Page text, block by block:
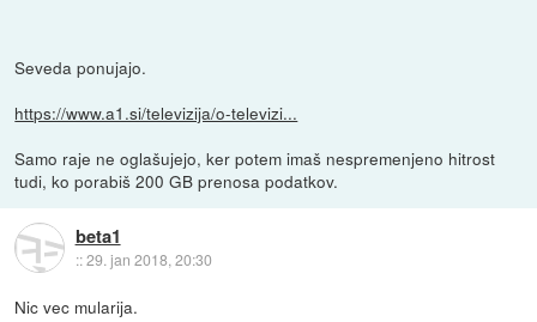
Seveda ponujajo.
https://www.a1.si/televizija/o-televizi...
Samo raje ne oglašujejo, ker potem imaš nespremenjeno hitrost
tudi, ko porabiš 200 GB prenosa podatkov.
beta1
::29. jan 2018, 20:30
Nic vec mularija.